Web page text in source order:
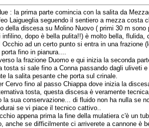
: la prima parte comincia con la salita da
Laigueglia seguendo il sentiero a mezza costa
della discesa su Molino Nuovo ( primi 30 m sono
dopo è bella pulita!!) è molto bella, flulida,
Occhio ad un certo punto si entra in una frazione
fino in pianura....
la frazione Duomo e qui inizia la seconda
tosta si sale fino a Conna passando dagli uliveti
la salita pesante che porta sul crinale.
Cervo fino al passo Chiappa dove inizia la
tosta, questa discesa è veramente
la sua conservazione... di fluido non ha nulla se
se vi piace il tecnico cattivo..
appena prima la fine della mulatiera c'è un
anche se difficilmente ci arriverete a cannone è